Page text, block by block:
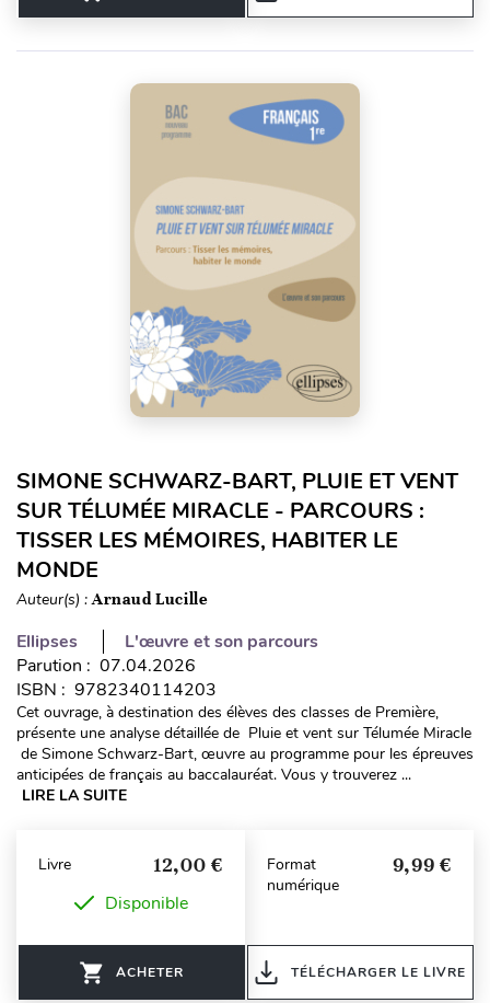
SIMONE SCHWARZ-BART, PLUIE ET VENT
SUR TÉLUMÉE MIRACLE - PARCOURS :
TISSER LES MÉMOIRES, HABITER LE
MONDE
Auteur(s) :Arnaud Lucille
Ellipses
L'œuvre et son parcours
Parution : 07.04.2026
ISBN : 9782340114203
Cet ouvrage, à destination des élèves des classes de Première,
présente une analyse détaillée de Pluie et vent sur Télumée Miracle
de Simone Schwarz-Bart, œuvre au programme pour les épreuves
anticipées de français au baccalauréat. Vous y trouverez ...
LIRE LA SUITE
Livre 12,00 €
Disponible
ACHETER
Format
numérique
9,99 €
TÉLÉCHARGER LE LIVRE